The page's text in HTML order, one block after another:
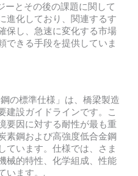
ーとその後の課題に関して
進化しており、関連するす
保し、急速に変化する市場
できる手段を提供していま
の標準仕様」は、橋梁製造
建設ガイドラインです。こ
要因に対する耐性が最も重
素鋼および高強度低合金鋼
ています。仕様では、さま
械的特性、化学組成、性能
います。.